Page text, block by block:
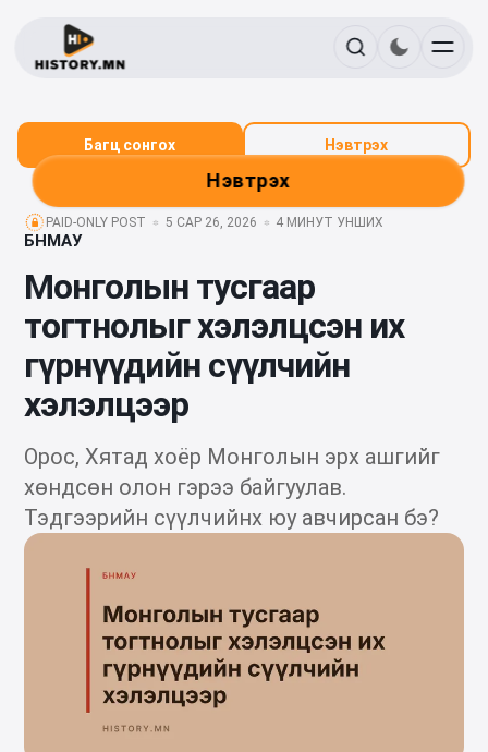
Нэвтрэх
Багц сонгох Нэвтрэх
PAID-ONLY POST 5 САР 26, 2026 4 МИНУТ УНШИХ
БНМАУ
Монголын тусгаар
тогтнолыг хэлэлцсэн их
гүрнүүдийн сүүлчийн
хэлэлцээр
Орос, Хятад хоёр Монголын эрх ашгийг
хөндсөн олон гэрээ байгуулав.
Тэдгээрийн сүүлчийнх юу авчирсан бэ?